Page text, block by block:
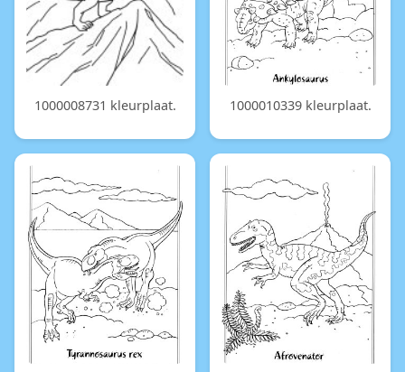
1000008731 kleurplaat. 1000010339 kleurplaat.